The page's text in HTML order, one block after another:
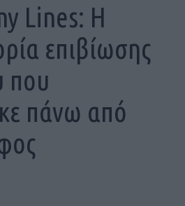
Lines: Η
επιβίωσης
που
πάνω από